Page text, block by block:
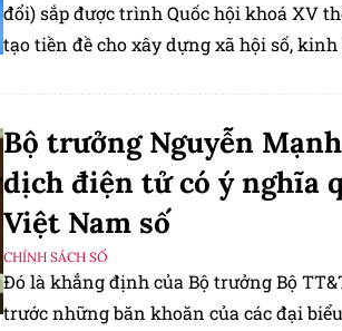
đổi) sắp được trình Quốc hội khoá XV
tạo tiền đề cho xây dựng xã hội số,
Bộ trưởng Nguyễn
dịch điện tử có ý nghĩa
Việt Nam số
CHÍNH SÁCH SỐ
Đó là khẳng định của Bộ trưởng Bộ
trước những băn khoăn của các đại